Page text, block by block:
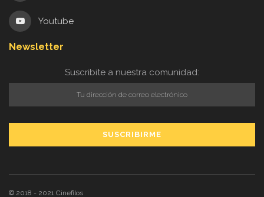
Youtube
Newsletter
Suscribite a nuestra comunidad:
© 2018 - 2021 Cinefilos